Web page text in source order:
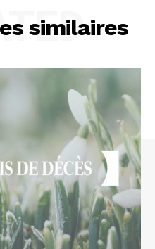
similaires